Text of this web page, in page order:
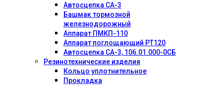
Автосцепка СА-3
Башмак тормозной
железнодорожный
Аппарат ПМКП-110
Аппарат поглощающий РТ120
Автосцепка СА-3, 106.01.000-0СБ
Резинотехнические изделия
Кольцо уплотнительное
Прокладка